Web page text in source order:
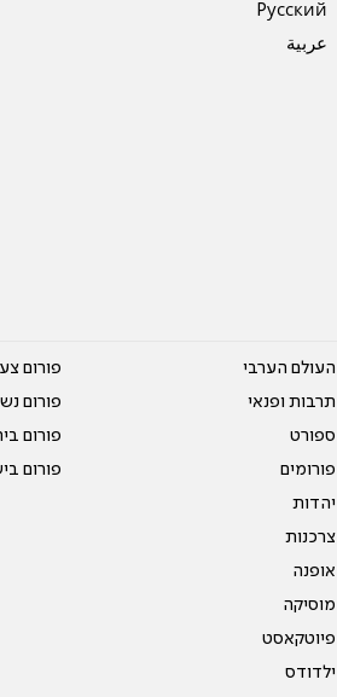
Pусский
عربية
העולם הערבי
תרבות ופנאי
ספורט
פורומים
יהדות
צרכנות
אופנה
מוסיקה
פיוטקאסט
ילדודס
פורום
פורום
פורום
פורום